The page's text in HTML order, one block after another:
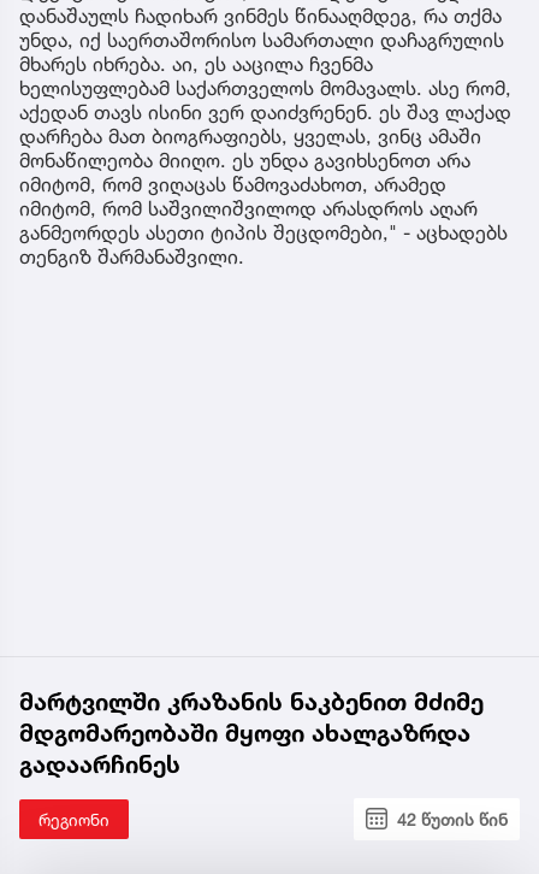
დანაშაულს ჩადიხარ ვინმეს წინააღმდეგ, რა თქმა
უნდა, იქ საერთაშორისო სამართალი დაჩაგრულის
მხარეს იხრება. აი, ეს ააცილა ჩვენმა
ხელისუფლებამ საქართველოს მომავალს. ასე რომ,
აქედან თავს ისინი ვერ დაიძვრენენ. ეს შავ ლაქად
დარჩება მათ ბიოგრაფიებს, ყველას, ვინც ამაში
მონაწილეობა მიიღო. ეს უნდა გავიხსენოთ არა
იმიტომ, რომ ვიღაცას წამოვაძახოთ, არამედ
იმიტომ, რომ საშვილიშვილოდ არასდროს აღარ
განმეორდეს ასეთი ტიპის შეცდომები," - აცხადებს
თენგიზ შარმანაშვილი.
მარტვილში კრაზანის ნაკბენით მძიმე
მდგომარეობაში მყოფი ახალგაზრდა
გადაარჩინეს
რეგიონი 42 წუთის წინ